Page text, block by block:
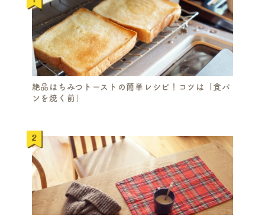
絶品はちみつトーストの簡単レシピ！コツは「食パ
ンを焼く前」